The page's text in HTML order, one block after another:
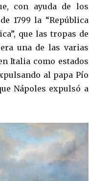
con ayuda de los
1799 la “República
que las tropas de
una de las varias
Italia como estados
al papa Pío
Nápoles expulsó a